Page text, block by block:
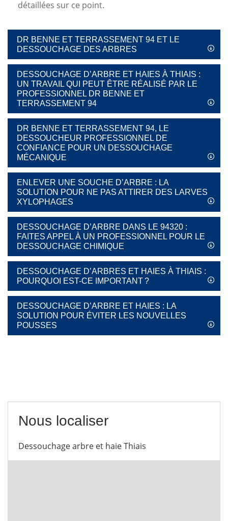
détaillées sur ce point.
DR BENNE ET TERRASSEMENT 94 ET LE
DESSOUCHAGE DES ARBRES
DESSOUCHAGE D’ARBRE ET HAIES À THIAIS :
UN TRAVAIL QUI PEUT ÊTRE RÉALISÉ PAR LE
PROFESSIONNEL DR BENNE ET
TERRASSEMENT 94
DR BENNE ET TERRASSEMENT 94, LE
DESSOUCHEUR PROFESSIONNEL DE
CONFIANCE POUR UN DESSOUCHAGE
MÉCANIQUE
ENLEVER UNE SOUCHE D’ARBRE : LA
SOLUTION POUR NE PAS ATTIRER DES LARVES
XYLOPHAGES
DESSOUCHAGE D’ARBRE DANS LE 94320 :
FAITES APPEL À UN PROFESSIONNEL POUR LE
DESSOUCHAGE CHIMIQUE
DESSOUCHAGE D’ARBRES ET HAIES À THIAIS :
POURQUOI EST-CE IMPORTANT ?
DESSOUCHAGE D’ARBRE ET HAIES : LA
SOLUTION POUR ÉVITER LES NOUVELLES
POUSSES
Nous localiser
Dessouchage arbre et haie Thiais